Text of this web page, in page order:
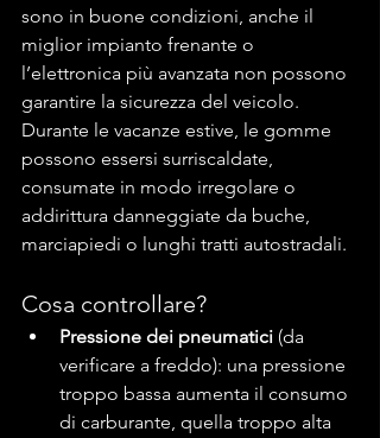
sono in buone condizioni, anche il
miglior impianto frenante o
l’elettronica più avanzata non possono
garantire la sicurezza del veicolo.
Durante le vacanze estive, le gomme
possono essersi surriscaldate,
consumate in modo irregolare o
addirittura danneggiate da buche,
marciapiedi o lunghi tratti autostradali.
Cosa controllare?
Pressione dei pneumatici (da
verificare a freddo): una pressione
troppo bassa aumenta il consumo
di carburante, quella troppo alta